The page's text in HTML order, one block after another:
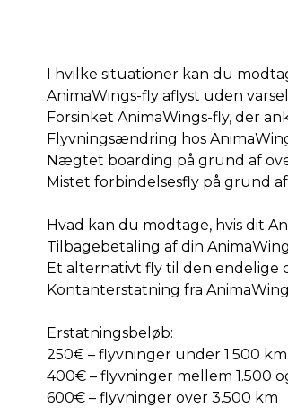
I hvilke situationer kan du
AnimaWings-fly aflyst uden
Forsinket AnimaWings-fly, der
Flyvningsændring hos
Nægtet boarding på grund af
Mistet forbindelsesfly på grund
Hvad kan du modtage, hvis dit
Tilbagebetaling af din
Et alternativt fly til den endelige
Kontanterstatning fra
Erstatningsbeløb:
250€ – flyvninger under 1.500 km
400€ – flyvninger mellem 1.500
600€ – flyvninger over 3.500 km